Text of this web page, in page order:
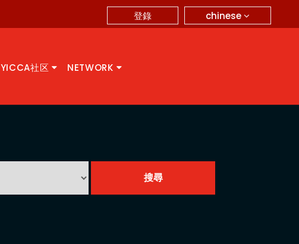
chinese
登錄
YICCA社区 NETWORK